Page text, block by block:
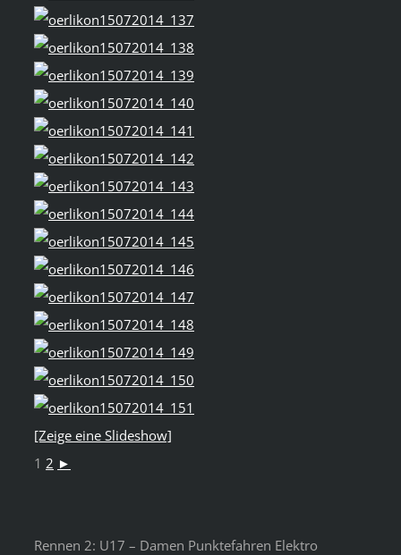
[Zeige eine Slideshow]
1 2 ►
Rennen 2: U17 – Damen Punktefahren Elektro